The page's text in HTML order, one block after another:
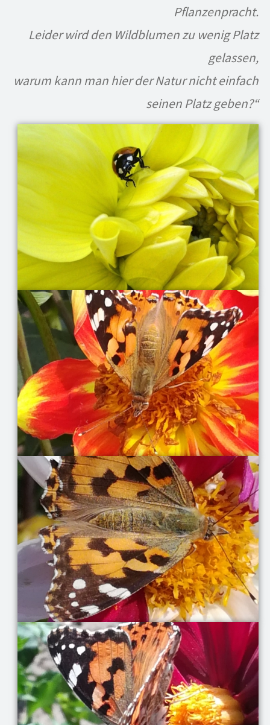
Pflanzenpracht.
Leider wird den Wildblumen zu wenig Platz
gelassen,
warum kann man hier der Natur nicht einfach
seinen Platz geben?“